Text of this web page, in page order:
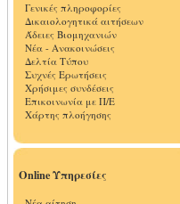
Γενικές πληροφορίες
Δικαιολογητικά αιτήσεων
Άδειες Βιομηχανιών
Νέα - Ανακοινώσεις
Δελτία Τύπου
Συχνές Ερωτήσεις
Χρήσιμες συνδέσεις
Επικοινωνία με Π/Ε
Χάρτης πλοήγησης
Online Υπηρεσίες